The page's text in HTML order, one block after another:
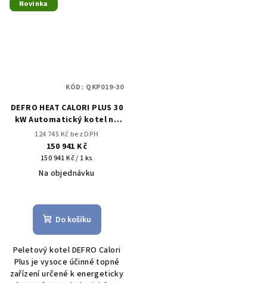
Novinka
DEFRO HEAT CALORI PLUS 30
kW Automatický kotel na
pelety
124 745 Kč bez DPH
150 941 Kč
Měrná
cena:
150 941 Kč / 1 ks
Na objednávku
hodnocení
produktu
z
5
hvězdiček.
Do košíku
Peletový kotel DEFRO Calori
Plus je vysoce účinné topné
zařízení určené k energeticky
KÓD: QKP019-30